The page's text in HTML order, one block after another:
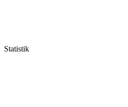
Statistik